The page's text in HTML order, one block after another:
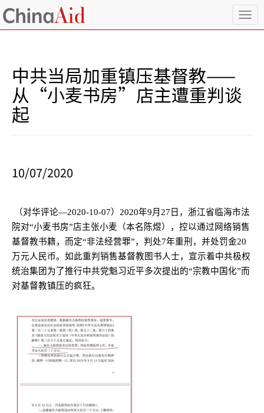
T
o
中共当局加重镇压基督教——
从“小麦书房”店主遭重判谈
起
10/07/2020
（对华评论—2020-10-07） 2020年9月 27 日，浙江省临海市法
院对“小麦书房”店主张小麦（本名陈煜），控以通过网络销售
基督教书籍，而定“非法经营罪”，判处7年重刑，并处罚金20
万元人民币。如此重判销售基督教图书人士，宣示着中共极权
统治集团为了推行中共党魁习近平多次提出的“宗教中国化”而
对基督教镇压的疯狂。